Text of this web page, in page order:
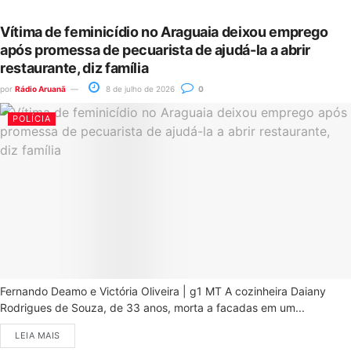
Vítima de feminicídio no Araguaia deixou emprego
após promessa de pecuarista de ajudá-la a abrir
restaurante, diz família
por Rádio Aruanã 8 de julho de 2026 0
POLÍCIA
Fernando Deamo e Victória Oliveira | g1 MT A cozinheira Daiany
Rodrigues de Souza, de 33 anos, morta a facadas em um...
LEIA MAIS